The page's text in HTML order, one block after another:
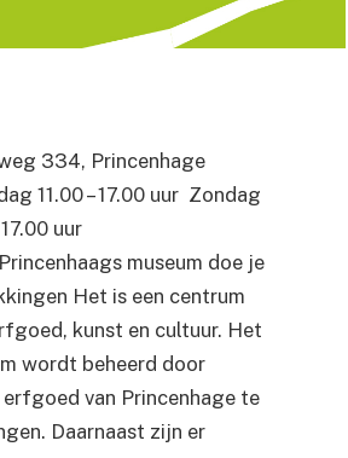
334, Princenhage
11.00 – 17.00 uur Zondag
17.00 uur
museum doe je
Het is een centrum
kunst en cultuur. Het
wordt beheerd door
van Princenhage te
Daarnaast zijn er